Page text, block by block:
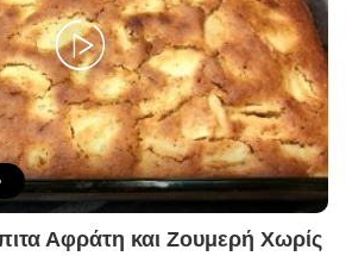
Αφράτη και Ζουμερή Χωρίς